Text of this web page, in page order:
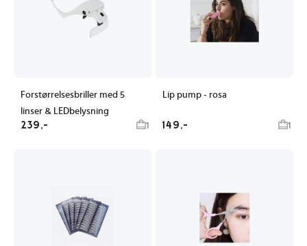
Forstørrelsesbriller med 5
linser & LEDbelysning
239,- 1
Lip pump - rosa
149,- 1